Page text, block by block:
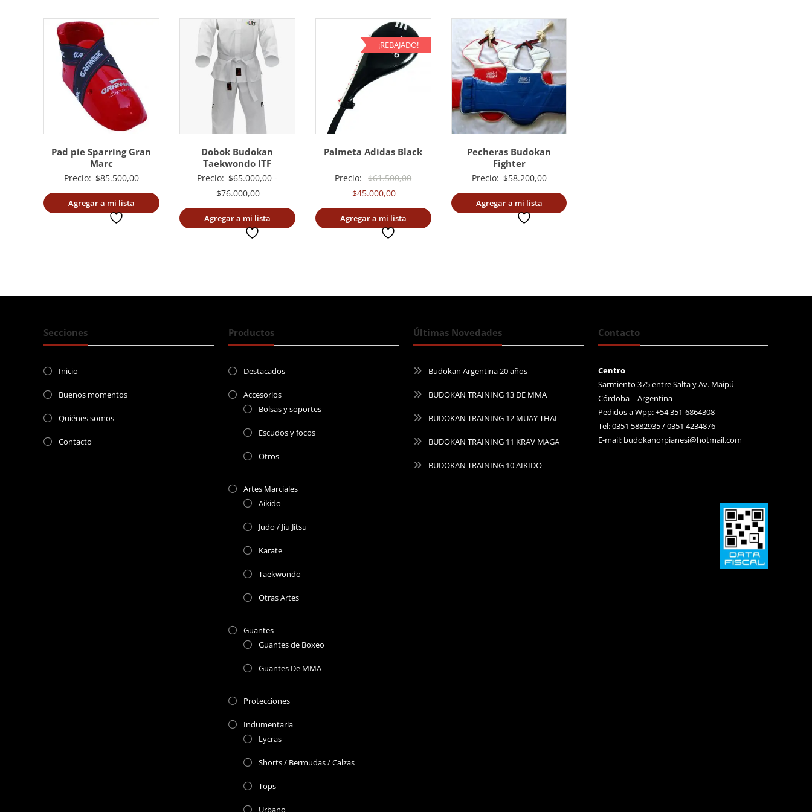
Pad pie Sparring Gran
Marc
Precio: $85.500,00
Agregar a mi lista
Dobok Budokan
Taekwondo ITF
Precio: $65.000,00 -
$76.000,00Rango
de
precios:
Agregar a mi lista
¡REBAJADO!
Palmeta Adidas Black
Precio: $61.500,00El
original
$45.000,00El
precio
actual
Agregar a mi lista
Pecheras Budokan
Fighter
Precio: $58.200,00
Agregar a mi lista
Secciones
Inicio
Buenos momentos
Quiénes somos
Contacto
Productos
Destacados
Accesorios
Bolsas y soportes
Escudos y focos
Otros
Artes Marciales
Aikido
Judo / Jiu Jitsu
Karate
Taekwondo
Otras Artes
Guantes
Guantes de Boxeo
Guantes De MMA
Protecciones
Indumentaria
Lycras
Shorts / Bermudas / Calzas
Tops
Urbano
Últimas Novedades
Budokan Argentina 20 años
BUDOKAN TRAINING 13 DE MMA
BUDOKAN TRAINING 12 MUAY THAI
BUDOKAN TRAINING 11 KRAV MAGA
BUDOKAN TRAINING 10 AIKIDO
Contacto
Centro
Sarmiento 375 entre Salta y Av. Maipú
Córdoba – Argentina
Pedidos a Wpp: +54 351-6864308
Tel: 0351 5882935 / 0351 4234876
E-mail: budokanorpianesi@hotmail.com